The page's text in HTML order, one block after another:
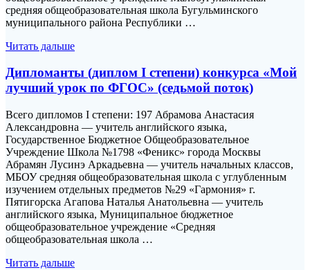
средняя общеобразовательная школа Бугульминского
муниципального района Республики …
Читать дальше
Дипломанты (диплом I степени) конкурса «Мой
лучший урок по ФГОС» (седьмой поток)
Всего дипломов I степени: 197 Абрамова Анастасия
Александровна — учитель английского языка,
Государственное Бюджетное Общеобразовательное
Учреждение Школа №1798 «Феникс» города Москвы
Абрамян Лусинэ Аркадьевна — учитель начальных классов,
МБОУ средняя общеобразовательная школа с углубленным
изучением отдельных предметов №29 «Гармония» г.
Пятигорска Агапова Наталья Анатольевна — учитель
английского языка, Муниципальное бюджетное
общеобразовательное учреждение «Средняя
общеобразовательная школа …
Читать дальше